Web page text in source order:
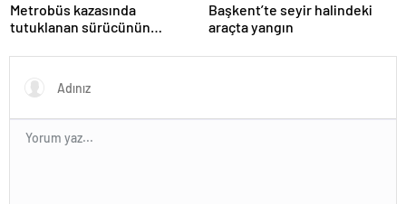
Metrobüs kazasında
tutuklanan sürücünün
Başkent’te seyir halindeki
araçta yangın